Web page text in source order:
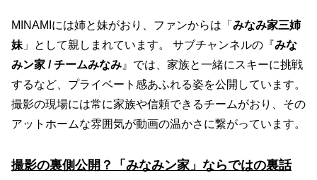
MINAMIには姉と妹がおり、ファンからは「 みなみ家三姉
妹 」として親しまれています。 サブチャンネルの『みな
みン家 / チームみなみ 』では、家族と一緒にスキーに挑戦
するなど、プライベート感あふれる姿を公開しています。
撮影の現場には常に家族や信頼できるチームがおり、その
アットホームな雰囲気が動画の温かさに繋がっています。
撮影の裏側公開？「みなみン家」ならではの裏話